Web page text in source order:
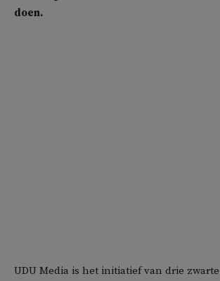
doen.
UDU Media is het initiatief van drie zwarte